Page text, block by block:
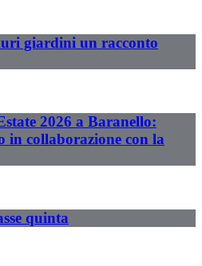
giardini un racconto
2026 a Baranello:
collaborazione con la
quinta